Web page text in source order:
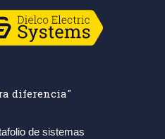
diferencia"
de sistemas